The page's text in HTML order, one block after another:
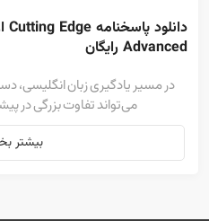
Advanced رایگان
در مسیر یادگیری زبان انگلیسی،
می‌تواند تفاوت بزرگی در
بیشتر